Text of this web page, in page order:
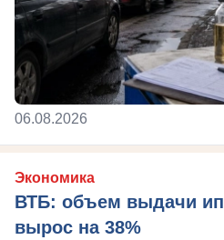
06.08.2026
Экономика
ВТБ: объем выдачи
вырос на 38%